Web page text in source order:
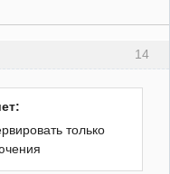
14
только